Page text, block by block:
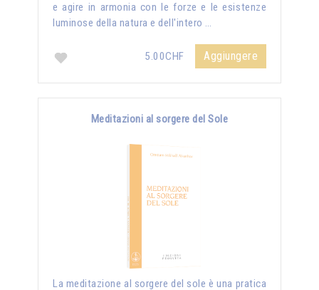
e agire in armonia con le forze e le esistenze
luminose della natura e dell'intero …
5.00CHF Aggiungere
Meditazioni al sorgere del Sole
La meditazione al sorgere del sole è una pratica